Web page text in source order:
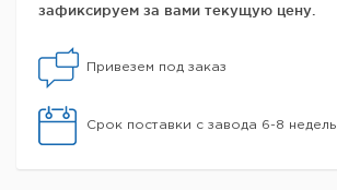
зафиксируем за вами текущую цену.
Привезем под заказ
Срок поставки с завода 6-8 недель